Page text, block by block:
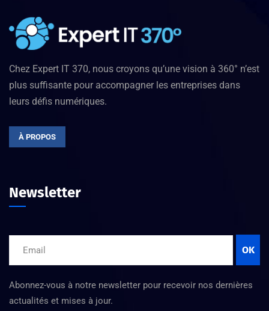
Chez Expert IT 370, nous croyons qu’une vision à 360° n’est
plus suffisante pour accompagner les entreprises dans
leurs défis numériques.
À PROPOS
Newsletter
OK
Abonnez-vous à notre newsletter pour recevoir nos dernières
actualités et mises à jour.